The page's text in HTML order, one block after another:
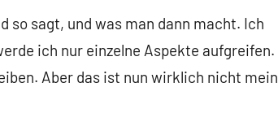
so sagt, und was man dann macht. Ich
ich nur einzelne Aspekte aufgreifen.
Aber das ist nun wirklich nicht mein